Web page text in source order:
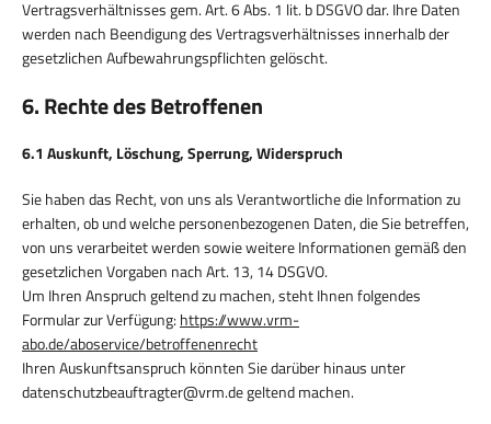
Vertragsverhältnisses gem. Art. 6 Abs. 1 lit. b DSGVO dar. Ihre Daten
werden nach Beendigung des Vertragsverhältnisses innerhalb der
gesetzlichen Aufbewahrungspflichten gelöscht.
6. Rechte des Betroffenen
6.1 Auskunft, Löschung, Sperrung, Widerspruch
Sie haben das Recht, von uns als Verantwortliche die Information zu
erhalten, ob und welche personenbezogenen Daten, die Sie betreffen,
von uns verarbeitet werden sowie weitere Informationen gemäß den
gesetzlichen Vorgaben nach Art. 13, 14 DSGVO.
Um Ihren Anspruch geltend zu machen, steht Ihnen folgendes
Formular zur Verfügung: https://www.vrm-
abo.de/aboservice/betroffenenrecht
Ihren Auskunftsanspruch könnten Sie darüber hinaus unter
datenschutzbeauftragter@vrm.de geltend machen.